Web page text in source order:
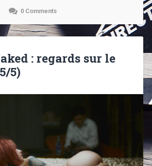
0 Comments
: regards sur le
5)